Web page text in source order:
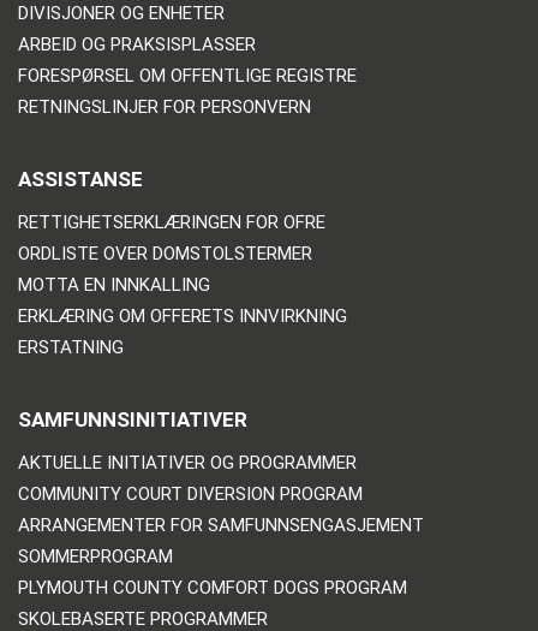
DIVISJONER OG ENHETER
ARBEID OG PRAKSISPLASSER
FORESPØRSEL OM OFFENTLIGE REGISTRE
RETNINGSLINJER FOR PERSONVERN
ASSISTANSE
RETTIGHETSERKLÆRINGEN FOR OFRE
ORDLISTE OVER DOMSTOLSTERMER
MOTTA EN INNKALLING
ERKLÆRING OM OFFERETS INNVIRKNING
ERSTATNING
SAMFUNNSINITIATIVER
AKTUELLE INITIATIVER OG PROGRAMMER
COMMUNITY COURT DIVERSION PROGRAM
ARRANGEMENTER FOR SAMFUNNSENGASJEMENT
SOMMERPROGRAM
PLYMOUTH COUNTY COMFORT DOGS PROGRAM
SKOLEBASERTE PROGRAMMER